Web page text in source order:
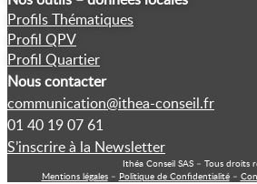
Profils Thématiques
Profil QPV
Profil Quartier
Nous contacter
communication@ithea-conseil.fr
01 40 19 07 61
S’inscrire à la Newsletter
Ithéa Conseil SAS – Tous droits
Mentions légales– Politique de Confidentialité–